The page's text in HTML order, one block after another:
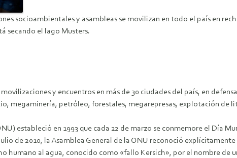
socioambientales y asambleas se movilizan en todo el país en
secando el lago Musters.
y encuentros en más de 30 ciudades del país, en
megaminería, petróleo, forestales, megarepresas, explotación de
estableció en 1993 que cada 22 de marzo se conmemore el Día
de 2010, la Asamblea General de la ONU reconoció
humano al agua, conocido como «fallo Kersich», por el nombre de